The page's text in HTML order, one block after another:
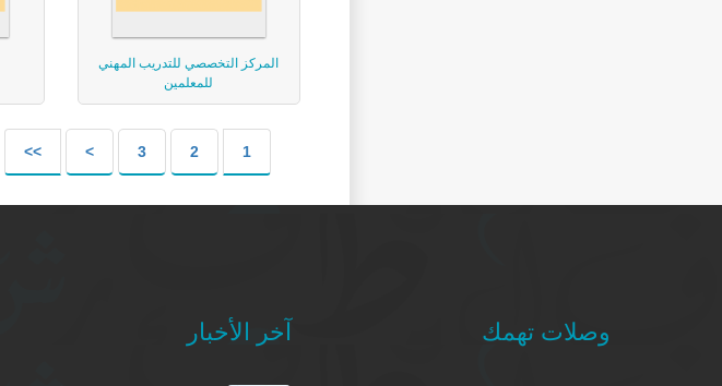
المركز التخصصي للتدريب المهني
للمعلمين
1
2
3
>
>>
وصلات تهمك آخر الأخبار